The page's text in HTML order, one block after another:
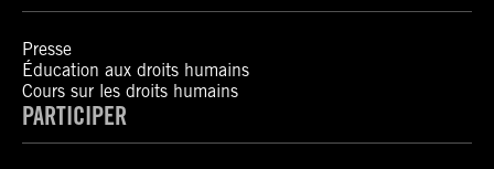
Presse
Éducation aux droits humains
Cours sur les droits humains
PARTICIPER